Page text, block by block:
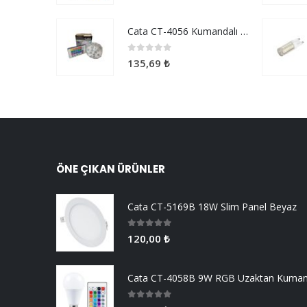
Cata CT-4056 Kumandalı Akvaryum Ve Havuz Aydınlatma
135,69 ₺
ÖNE ÇIKAN ÜRÜNLER
Cata CT-5169B 18W Slim Panel Beyaz
120,00 ₺